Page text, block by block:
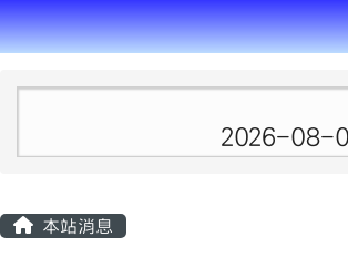
2026-08-
本站消息